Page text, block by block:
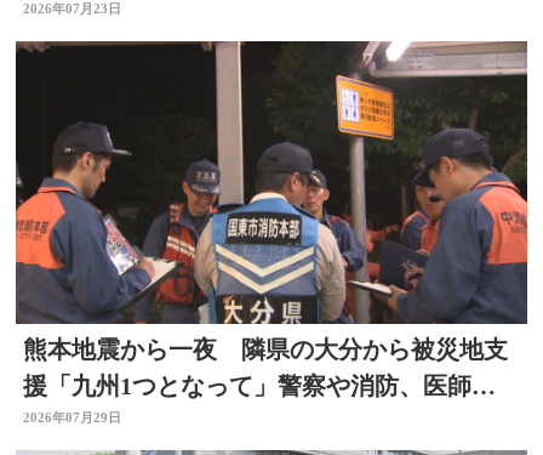
2026年07月23日
熊本地震から一夜 隣県の大分から被災地支
援「九州1つとなって」警察や消防、医師、
看護師、水道局など
2026年07月29日